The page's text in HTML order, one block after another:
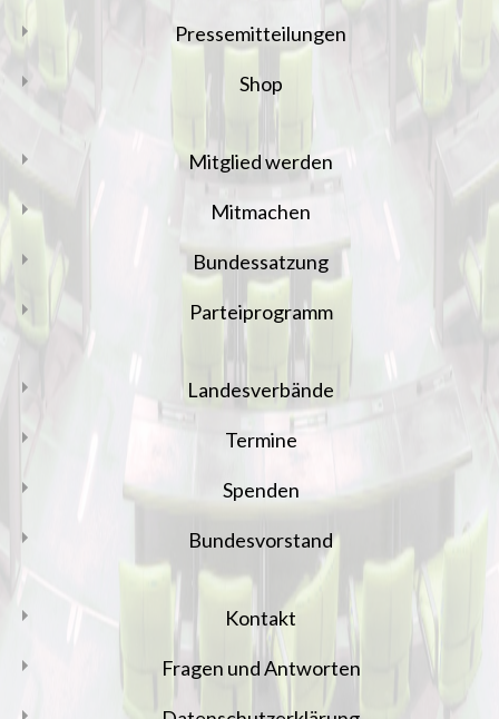
Pressemitteilungen
Shop
Mitglied werden
Mitmachen
Bundessatzung
Parteiprogramm
Landesverbände
Termine
Spenden
Bundesvorstand
Kontakt
Fragen und Antworten